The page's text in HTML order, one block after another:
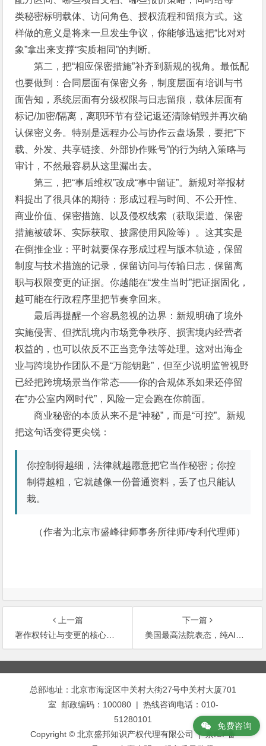
类秘密标明载体、访问角色、授权流程和留痕方式。这
样做的意义是将来一旦发生争议，你能够迅速把“比对对
象”拿出来支撑“实质相同”的判断。
第二，把“相应保密措施”补齐到新规的视角。最低配
也要做到：合同层面有保密义务，制度层面有培训与书
面告知，系统层面有分级权限与日志留痕，载体层面有
标记/加密/隔离，离职环节有登记返还清除销毁并再次确
认保密义务。特别是远程办公与协作云盘场景，要把“下
载、外发、共享链接、外部协作账号”的行为纳入策略与
审计，不然最容易从这里漏出去。
第三，把“事后维权”改成“事中留证”。新规对举报材
料提出了很具体的期待：形成过程与时间、不公开性、
商业价值、保密措施、以及侵权线索（获取渠道、保密
措施被破坏、实际获取、披露使用风险等）。这其实是
在倒推企业：平时就要保存形成过程与版本轨迹，保留
制度与技术措施的记录，保留访问与传输日志，保留离
职与权限变更的证据。你越能在“发生当时”把证据固化，
越可能在行政程序里把节奏拿回来。
最后再提醒一个容易忽视的边界：新规明确了境外
实施侵害、但扰乱境内市场竞争秩序、损害境内经营者
权益的，也可以依反不正当竞争法等处理。这对出海企
业与跨境协作团队不是“万能钥匙”，但至少说明监管视野
已经把跨境场景当作常态——你的合规体系如果还停留
在“办公室内网时代”，风险一定会跑在你前面。
商业秘密的本质从来不是“神秘”，而是“可控”。新规
把这句话变得更尖锐：
你控制得越细，法律就越愿意把它当作秘密；你控
制得越粗，它就越像一份普通资料，丢了也只能认
栽。
（作者为北京市盛峰律师事务所律师/专利代理师）
上一篇
著作权转让与变更的核心差异解析
下一篇
美国最高法院表态，纯AI创作仍然不能享有版权
文
章
总部地址：北京市海淀区中关村大街27号中关村大厦701
室 邮政编码：100080 | 热线咨询电话：010-
51280101
Copyright © 北京盛邦知识产权代理有限公司 | 京ICP备
免费咨询